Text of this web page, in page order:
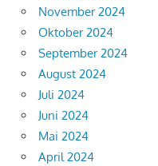
November 2024
Oktober 2024
September 2024
August 2024
Juli 2024
Juni 2024
Mai 2024
April 2024